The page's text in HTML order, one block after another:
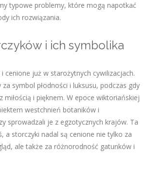
typowe problemy, które mogą napotkać
ich rozwiązania.
i ich symbolika
i cenione już w starożytnych cywilizacjach.
za symbol płodności i luksusu, podczas gdy
miłością i pięknem. W epoce wiktoriańskiej
westchnień botaników i
sprowadzali je z egzotycznych krajów. Ta
a storczyki nadal są cenione nie tylko za
ale także za różnorodność gatunków i